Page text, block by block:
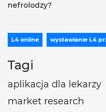
nefrolodzy?
L4 online wystawianie L4
Tagi
aplikacja dla lekarzy
market research